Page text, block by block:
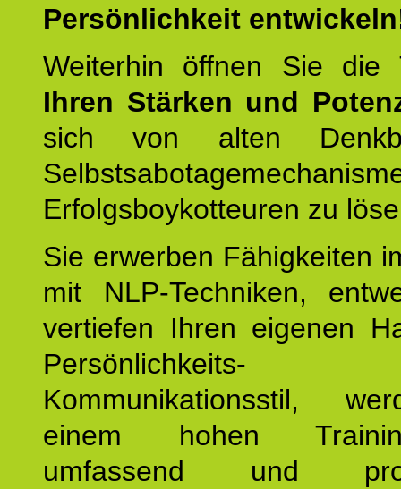
Persönlichkeit
Weiterhin öffnen Sie
Ihren Stärken und
sich von alten
Erfolgsboykotteuren zu
Sie erwerben Fähigkeiten
mit NLP-Techniken,
vertiefen Ihren eigenen
Kommunikationsstil,
einem hohen
umfassend und